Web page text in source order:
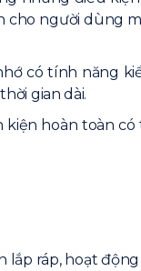
cho người dùng
có tính năng
gian dài.
kiện hoàn toàn
ráp, hoạt